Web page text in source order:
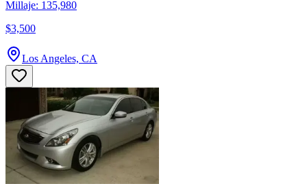
Millaje: 135,980
$3,500
Los Angeles, CA